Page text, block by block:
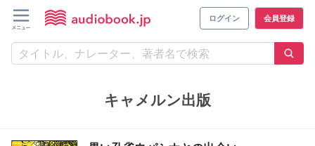
ログイン 会員登録
キャメルン出版